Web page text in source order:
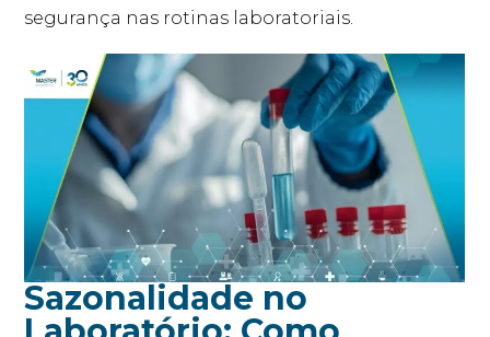
segurança nas rotinas laboratoriais.
Sazonalidade no